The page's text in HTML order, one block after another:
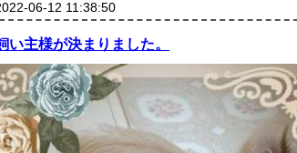
06-12 11:38:50
い主様が決まりました。